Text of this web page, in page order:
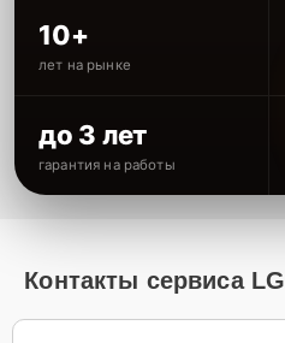
10+
лет на рынке
до 3 лет
гарантия на работы
Контакты сервиса